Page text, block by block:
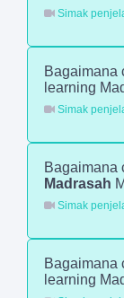
Simak
Bagaimana
learning
Simak
Bagaimana
Madrasah
Simak
Bagaimana
learning